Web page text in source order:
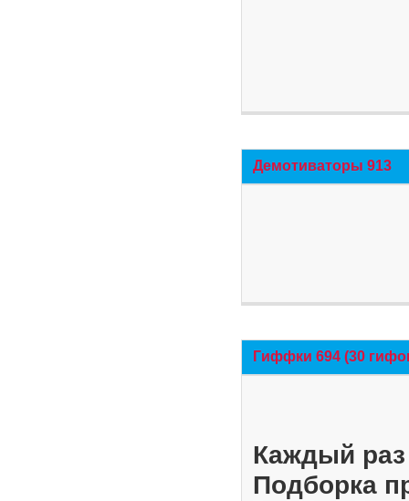
Демотиваторы 913
Гиффки 694 (30
Каждый
Подборка